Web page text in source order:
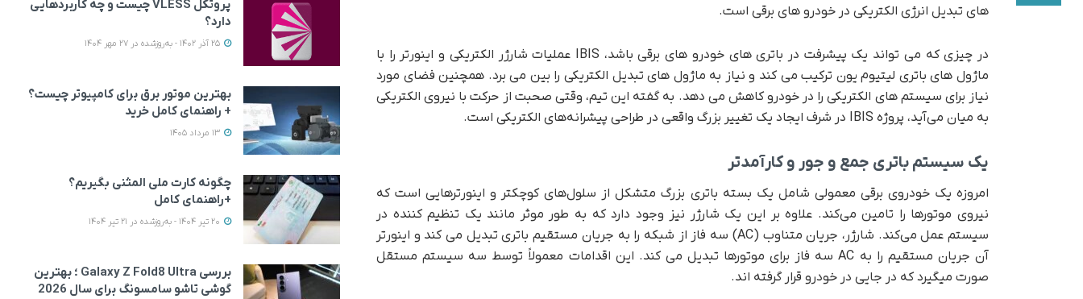
های تبدیل انرژی الکتریکی در خودرو های برقی است.
در چیزی که می تواند یک پیشرفت در باتری های خودرو های برقی باشد، IBIS عملیات شارژر الکتریکی و اینورتر را با
ماژول های باتری لیتیوم یون ترکیب می کند و نیاز به ماژول های تبدیل الکتریکی را بین می برد. همچنین فضای مورد
نیاز برای سیستم های الکتریکی را در خودرو کاهش می دهد. به گفته این تیم، وقتی صحبت از حرکت با نیروی الکتریکی
به میان می‌آید، پروژه IBIS در شرف ایجاد یک تغییر بزرگ واقعی در طراحی پیشرانه‌های الکتریکی است.
یک سیستم باتری جمع و جور و کارآمدتر
امروزه یک خودروی برقی معمولی شامل یک بسته باتری بزرگ متشکل از سلول‌های کوچکتر و اینورترهایی است که
نیروی موتورها را تامین می‌کند. علاوه بر این یک شارژر نیز وجود دارد که به طور موثر مانند یک تنظیم کننده در
سیستم عمل می‌کند. شارژر، جریان متناوب (AC) سه فاز از شبکه را به جریان مستقیم باتری تبدیل می کند و اینورتر
آن جریان مستقیم را به AC سه فاز برای موتورها تبدیل می کند. این اقدامات معمولاً توسط سه سیستم مستقل
صورت میگیرد که در جایی در خودرو قرار گرفته اند.
پروتکل VLESS چیست و چه کاربردهایی
دارد؟
بهترین موتور برق برای کامپیوتر چیست؟
+ راهنمای کامل خرید
چگونه کارت ملی المثنی بگیریم؟
+راهنمای کامل
بررسی Galaxy Z Fold8 Ultra ؛ بهترین
گوشی تاشو سامسونگ برای سال 2026